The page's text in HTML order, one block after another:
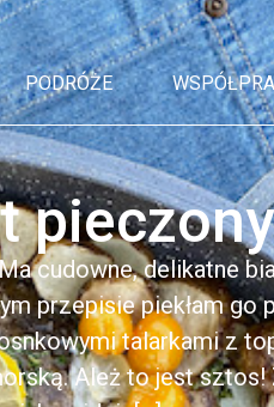
PODRÓŻE
pieczony
cudowne, delikatne
przepisie piekłam go
talarkami z
Ależ to jest